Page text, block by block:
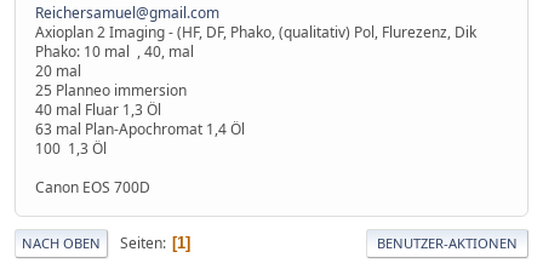
Reichersamuel@gmail.com
Axioplan 2 Imaging - (HF, DF, Phako, (qualitativ) Pol, Flurezenz, Dik
Phako: 10 mal , 40, mal
20 mal
25 Planneo immersion
40 mal Fluar 1,3 Öl
63 mal Plan-Apochromat 1,4 Öl
100 1,3 Öl
Canon EOS 700D
NACH OBEN Seiten 1 BENUTZER-AKTIONEN